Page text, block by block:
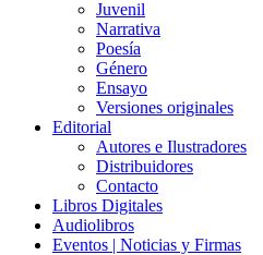
Juvenil
Narrativa
Poesía
Género
Ensayo
Versiones originales
Editorial
Autores e Ilustradores
Distribuidores
Contacto
Libros Digitales
Audiolibros
Eventos | Noticias y Firmas